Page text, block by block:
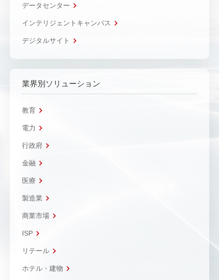
データセンター
インテリジェントキャンパス
デジタルサイト
業界別ソリューション
教育
電力
行政府
金融
医療
製造業
商業市場
ISP
リテール
ホテル・建物